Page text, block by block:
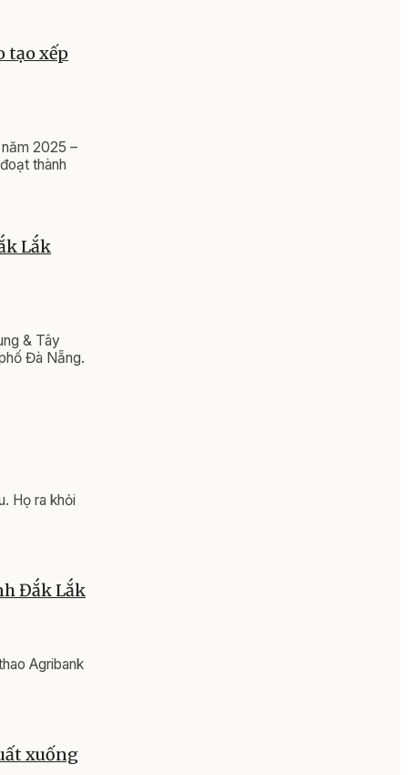
tạo xếp
2025 –
thành
Lắk
& Tây
Đà Nẵng.
Họ ra khỏi
Đắk Lắk
Agribank
xuống